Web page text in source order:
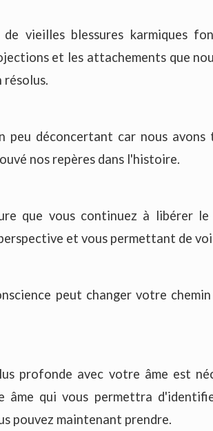
de vieilles blessures karmiques
et les attachements que
résolus.
peu déconcertant car nous
nos repères dans l'histoire.
que vous continuez à libérer le
et vous permettant de
peut changer votre
profonde avec votre âme est
qui vous permettra
pouvez maintenant prendre.